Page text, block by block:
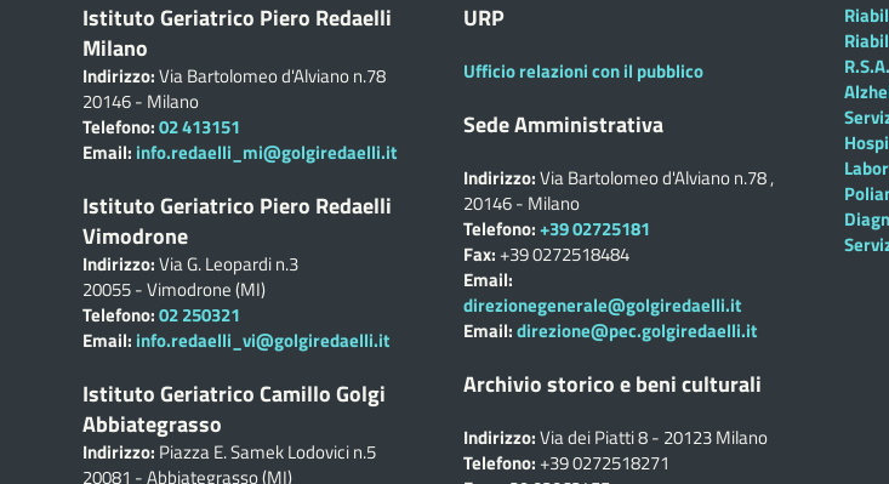
Istituto Geriatrico Piero Redaelli
Milano
Indirizzo:Via Bartolomeo d'Alviano n.78
20146 - Milano
Telefono:02 413151
Email: info.redaelli_mi@golgiredaelli.it
Istituto Geriatrico Piero Redaelli
Vimodrone
Indirizzo:Via G. Leopardi n.3
20055 - Vimodrone (MI)
Telefono:02 250321
Email: info.redaelli_vi@golgiredaelli.it
Istituto Geriatrico Camillo Golgi
Abbiategrasso
Indirizzo: Piazza E. Samek Lodovici n.5
20081 - Abbiategrasso (MI)
URP
Ufficio relazioni con il pubblico
Sede Amministrativa
Indirizzo:Via Bartolomeo d'Alviano n.78 ,
20146 - Milano
Telefono:+39 02725181
Fax:+39 0272518484
Email:
direzionegenerale@golgiredaelli.it
Email:direzione@pec.golgiredaelli.it
Archivio storico e beni culturali
Indirizzo:Via dei Piatti 8 - 20123 Milano
Telefono:+39 0272518271